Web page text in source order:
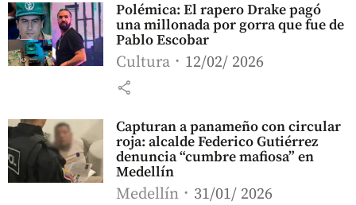
Polémica: El rapero Drake pagó
una millonada por gorra que fue de
Pablo Escobar
Cultura 12/02/ 2026
share
Capturan a panameño con circular
roja: alcalde Federico Gutiérrez
denuncia “cumbre mafiosa” en
Medellín
Medellín 31/01/ 2026